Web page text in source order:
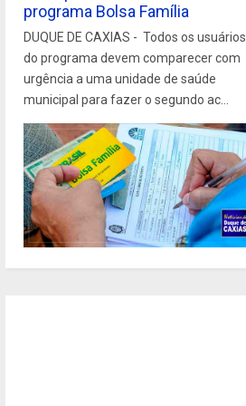
programa Bolsa Família
DUQUE DE CAXIAS - Todos os usuários
do programa devem comparecer com
urgência a uma unidade de saúde
municipal para fazer o segundo ac...